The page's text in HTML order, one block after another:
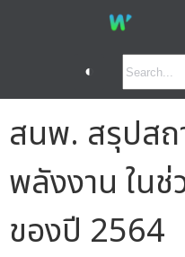
◐
สนพ. สรุปส
พลังงาน ในช่
ของปี 2564